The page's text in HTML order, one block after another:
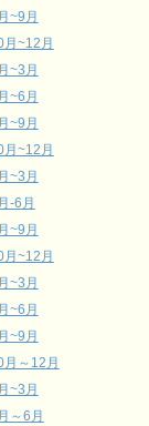
~9月
~12月
~3月
~6月
~9月
~12月
~3月
-6月
~9月
~12月
~3月
~6月
~9月
～12月
~3月
～6月